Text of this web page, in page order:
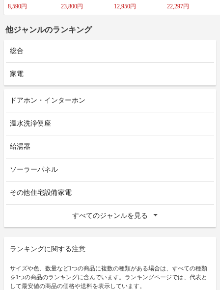
8,590円
23,800円
12,950円
22,297円
他ジャンルのランキング
総合
家電
ドアホン・インターホン
温水洗浄便座
給湯器
ソーラーパネル
その他住宅設備家電
すべてのジャンルを見る
ランキングに関する注意
サイズや色、数量など1つの商品に複数の種類がある場合は、すべての種類
を1つの商品のランキングに含んでいます。ランキングページでは、代表と
して最安値の商品の価格や送料を表示しています。